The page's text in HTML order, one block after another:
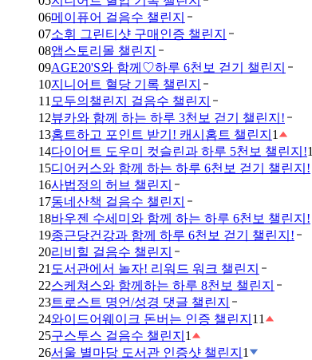
06메이퓨어 걸음수 챌린지
07소휘 그린티샷 구매인증 챌린지
08앱스토리몰 챌린지
09AGE20'S와 함께♡하루 6천보 걷기 챌린지
10지니어트 혈당 기록 챌린지
11 모두의챌린지 걸음수 챌린지
12뷰카와 함께 하는 하루 3천보 걷기 챌린지!
13홈트하고 포인트 받기! 캐시홈트 챌린지 1
14다이어트 도우미 컷슬린과 하루 5천보 챌린지!1
15디어커스와 함께 하는 하루 6천보 걷기 챌린지!
16사법정의 허브 챌린지
17동네산책 걸음수 챌린지
18바우젠 수세미와 함께 하는 하루 6천보 챌린지!
19종근당건강과 함께 하루 6천보 걷기 챌린지!
20리비힐 걸음수 챌린지
21 도서관에서 놀자! 리워드 워크 챌린지
22스케쳐스와 함께하는 하루 8천보 챌린지
23트로스트 명언/성경 댓글 챌린지
24와이드어웨이크 돈버는 인증 챌린지 11
25구스투스 걸음수 챌린지 1
26서울 별마당 도서관 인증샷 챌린지 1